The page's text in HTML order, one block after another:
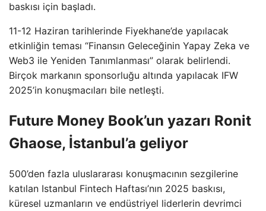
baskısı için başladı.
11-12 Haziran tarihlerinde Fiyekhane’de yapılacak
etkinliğin teması “Finansın Geleceğinin Yapay Zeka ve
Web3 ile Yeniden Tanımlanması” olarak belirlendi.
Birçok markanın sponsorluğu altında yapılacak IFW
2025’in konuşmacıları bile netleşti.
Future Money Book’un yazarı Ronit
Ghaose, İstanbul’a geliyor
500’den fazla uluslararası konuşmacının sezgilerine
katılan Istanbul Fintech Haftası’nın 2025 baskısı,
küresel uzmanların ve endüstriyel liderlerin devrimci